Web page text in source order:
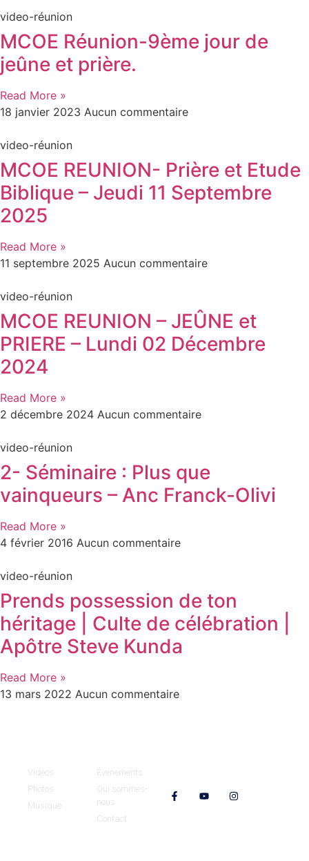
video-réunion
MCOE Réunion-9ème jour de
jeûne et prière.
Read More »
18 janvier 2023 Aucun commentaire
video-réunion
MCOE REUNION- Prière et Etude
Biblique – Jeudi 11 Septembre
2025
Read More »
11 septembre 2025 Aucun commentaire
video-réunion
MCOE REUNION – JEÛNE et
PRIERE – Lundi 02 Décembre
2024
Read More »
2 décembre 2024 Aucun commentaire
video-réunion
2- Séminaire : Plus que
vainqueurs – Anc Franck-Olivi
Read More »
4 février 2016 Aucun commentaire
video-réunion
Prends possession de ton
héritage | Culte de célébration |
Apôtre Steve Kunda
Read More »
13 mars 2022 Aucun commentaire
Vidéos
Photos
Musique
Évenements
Qui sommes-
nous
Contact